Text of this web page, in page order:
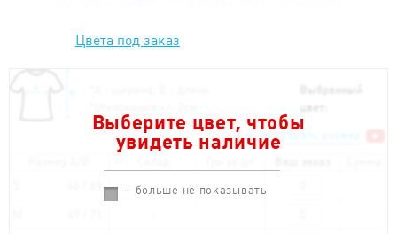
Цвета под заказ
Выберите цвет, чтобы
увидеть наличие
- больше не показывать
Выбранный
цвет:
Как подобрать размер